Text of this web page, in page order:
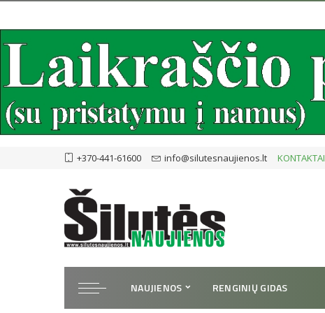
+370-441-61600 info@silutesnaujienos.lt KONTAKTAI
NAUJIENOS RENGINIŲ GIDAS